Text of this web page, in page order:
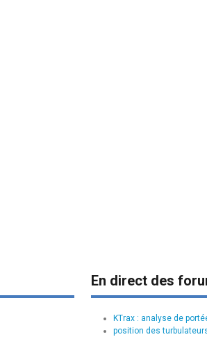
En direct des
KTrax : analyse de
position des